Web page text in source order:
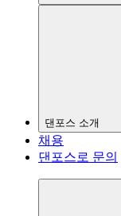
댄포스 소개
채용
댄포스로 문의